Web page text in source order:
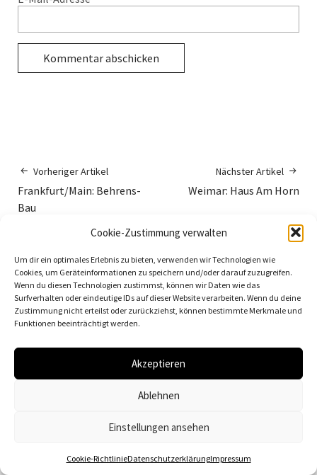
Cookie-Zustimmung verwalten
Um dir ein optimales Erlebnis zu bieten, verwenden wir Technologien wie
Cookies, um Geräteinformationen zu speichern und/oder darauf zuzugreifen.
Wenn du diesen Technologien zustimmst, können wir Daten wie das
Surfverhalten oder eindeutige IDs auf dieser Website verarbeiten. Wenn du deine
Zustimmung nicht erteilst oder zurückziehst, können bestimmte Merkmale und
Funktionen beeinträchtigt werden.
Akzeptieren
Ablehnen
Einstellungen ansehen
Cookie-RichtlinieDatenschutzerklärungImpressum
Vorheriger Artikel
Frankfurt/Main: Behrens-
Bau
Nächster Artikel
Weimar: Haus Am Horn
Neueste Beiträge
Berlin: Waldsiedlung Zehlendorf
Dessau: Haus Anton
Dessau: Haus Fieger
Dessau: Arbeitsamt